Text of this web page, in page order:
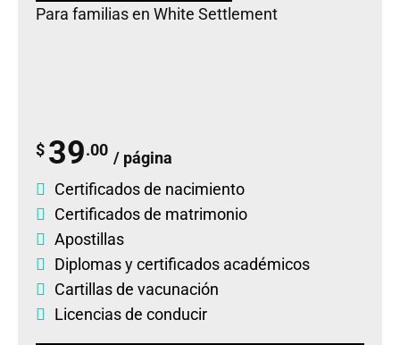
Para familias en White Settlement
$ 39.00 / página
Certificados de nacimiento
Certificados de matrimonio
Apostillas
Diplomasycertificados académicos
Cartillas de vacunación
Licencias de conducir